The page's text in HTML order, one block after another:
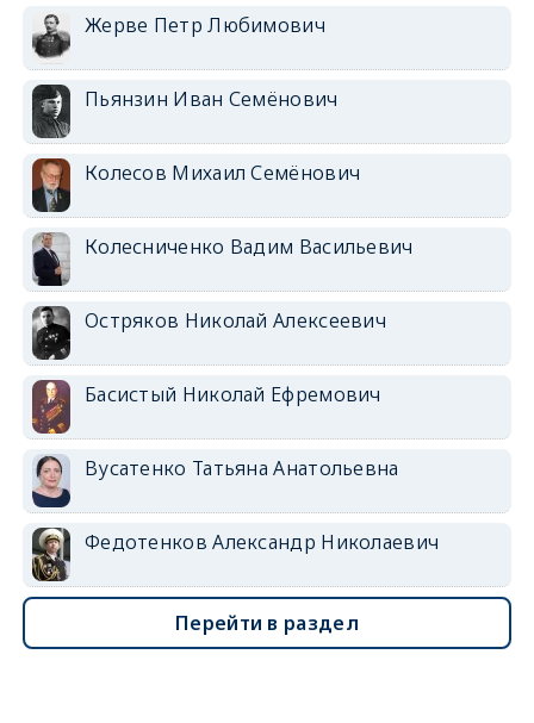
Жерве Петр Любимович
Пьянзин Иван Семёнович
Колесов Михаил Семёнович
Колесниченко Вадим Васильевич
Остряков Николай Алексеевич
Басистый Николай Ефремович
Вусатенко Татьяна Анатольевна
Федотенков Александр Николаевич
Перейти в раздел